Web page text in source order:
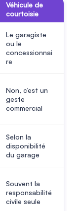
Véhicule de
courtoisie
Le garagiste
ou le
concessionnai
re
Non, c’est un
geste
commercial
Selon la
disponibilité
du garage
Souvent la
responsabilité
civile seule